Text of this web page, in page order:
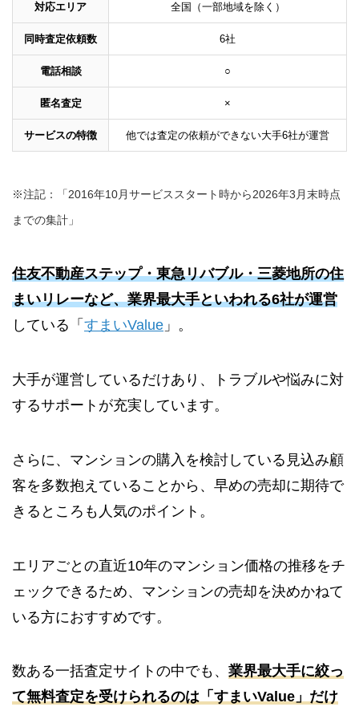
対応エリア 全国（一部地域を除く）
同時査定依頼数 6社
電話相談 ○
匿名査定 ×
サービスの特徴 他では査定の依頼ができない大手6社が運営
※注記：「2016年10月サービススタート時から2026年3月末時点
までの集計」
住友不動産ステップ・東急リバブル・三菱地所の住
まいリレーなど、業界最大手といわれる6社が運営
している「 すまいValue 」。
大手が運営しているだけあり、トラブルや悩みに対
するサポートが充実しています。
さらに、マンションの購入を検討している見込み顧
客を多数抱えていることから、早めの売却に期待で
きるところも人気のポイント。
エリアごとの直近10年のマンション価格の推移をチ
ェックできるため、マンションの売却を決めかねて
いる方におすすめです。
数ある一括査定サイトの中でも、 業界最大手に絞っ
て無料査定を受けられるのは「すまいValue」だけ